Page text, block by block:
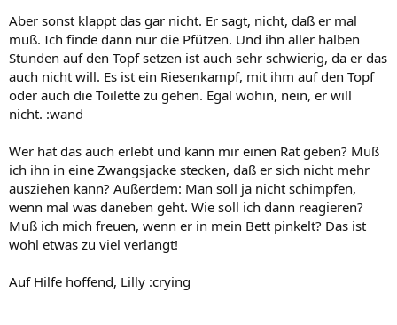
Aber sonst klappt das gar nicht. Er sagt, nicht, daß er mal
muß. Ich finde dann nur die Pfützen. Und ihn aller halben
Stunden auf den Topf setzen ist auch sehr schwierig, da er das
auch nicht will. Es ist ein Riesenkampf, mit ihm auf den Topf
oder auch die Toilette zu gehen. Egal wohin, nein, er will
nicht. :wand
Wer hat das auch erlebt und kann mir einen Rat geben? Muß
ich ihn in eine Zwangsjacke stecken, daß er sich nicht mehr
ausziehen kann? Außerdem: Man soll ja nicht schimpfen,
wenn mal was daneben geht. Wie soll ich dann reagieren?
Muß ich mich freuen, wenn er in mein Bett pinkelt? Das ist
wohl etwas zu viel verlangt!
Auf Hilfe hoffend, Lilly :crying